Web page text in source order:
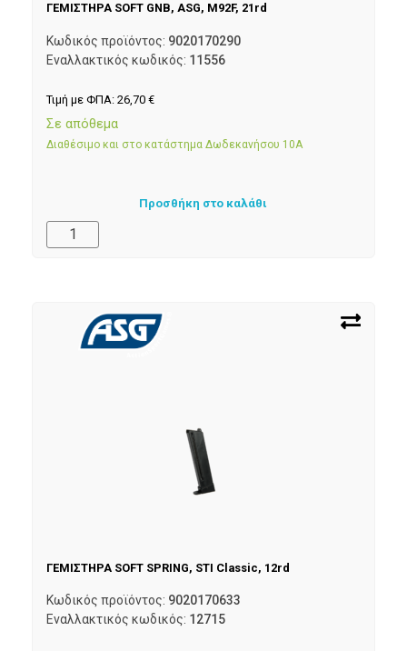
ΓΕΜΙΣΤΗΡΑ SOFT GNB, ASG, M92F, 21rd
Κωδικός προϊόντος: 9020170290
Εναλλακτικός κωδικός: 11556
Τιμή με ΦΠΑ: 26,70 €
Σε απόθεμα
Διαθέσιμο και στο κατάστημα Δωδεκανήσου 10Α
Προσθήκη στο καλάθι
ΓΕΜΙΣΤΗΡΑ SOFT SPRING, STI Classic, 12rd
Κωδικός προϊόντος: 9020170633
Εναλλακτικός κωδικός: 12715